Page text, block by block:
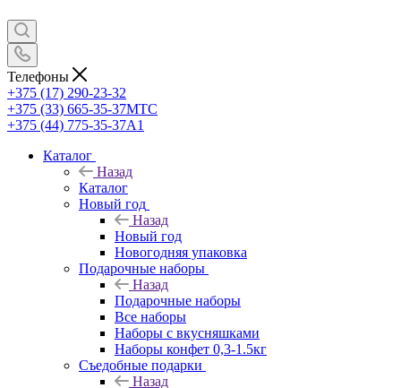
Телефоны
+375 (17) 290-23-32
+375 (33) 665-35-37МТС
+375 (44) 775-35-37А1
Каталог
Назад
Каталог
Новый год
Назад
Новый год
Новогодняя упаковка
Подарочные наборы
Назад
Подарочные наборы
Все наборы
Наборы с вкусняшками
Наборы конфет 0,3-1.5кг
Съедобные подарки
Назад